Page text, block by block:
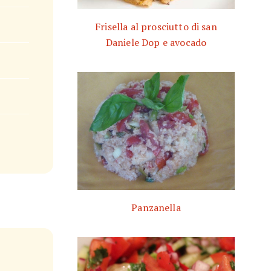
Frisella al prosciutto di san
Daniele Dop e avocado
Panzanella